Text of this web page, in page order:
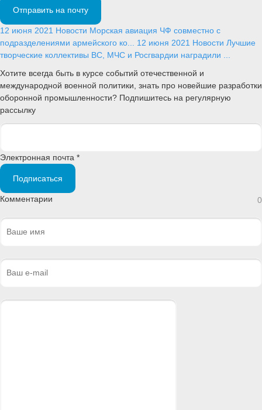
Отправить на почту
12 июня 2021 Новости Морская авиация ЧФ совместно с
подразделениями армейского ко... 12 июня 2021 Новости Лучшие
творческие коллективы ВС, МЧС и Росгвардии наградили ...
Хотите всегда быть в курсе событий отечественной и
международной военной политики, знать про новейшие разработки
оборонной промышленности? Подпишитесь на регулярную
рассылку
Электронная почта *
Подписаться
Комментарии 0